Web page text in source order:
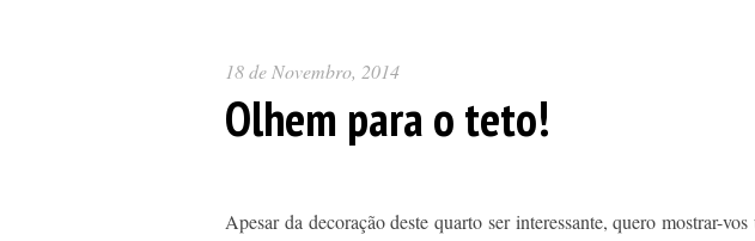
18 de Novembro, 2014
Olhem para o teto!
Apesar da decoração deste quarto ser interessante, quero mostrar-